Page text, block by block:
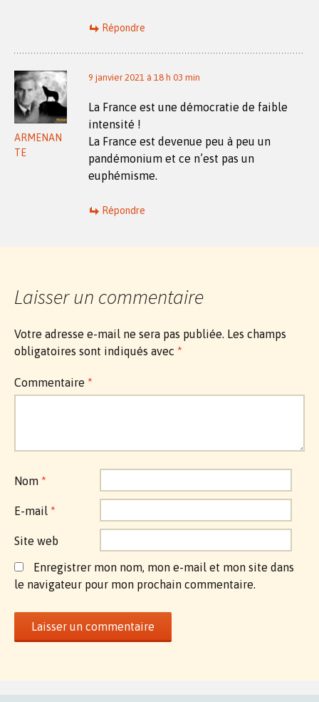
Répondre
ARMENAN
TE
9 janvier 2021 à 18 h 03 min
La France est une démocratie de faible
intensité !
La France est devenue peu à peu un
pandémonium et ce n’est pas un
euphémisme.
Répondre
Laisser un commentaire
Votre adresse e-mail ne sera pas publiée. Les champs
obligatoires sont indiqués avec *
Commentaire *
Nom *
E-mail *
Site web
Enregistrer mon nom, mon e-mail et mon site dans
le navigateur pour mon prochain commentaire.